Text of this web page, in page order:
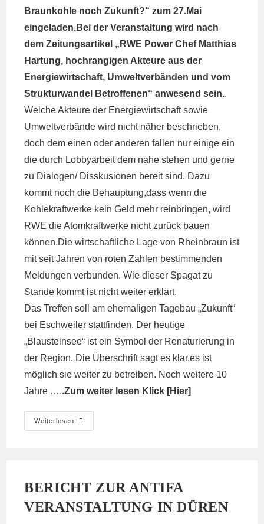
Braunkohle noch Zukunft?“ zum 27.Mai
eingeladen.Bei der Veranstaltung wird nach
dem Zeitungsartikel „RWE Power Chef Matthias
Hartung, hochrangigen Akteure aus der
Energiewirtschaft, Umweltverbänden und vom
Strukturwandel Betroffenen“ anwesend sein..
Welche Akteure der Energiewirtschaft sowie
Umweltverbände wird nicht näher beschrieben,
doch dem einen oder anderen fallen nur einige ein
die durch Lobbyarbeit dem nahe stehen und gerne
zu Dialogen/ Disskusionen bereit sind. Dazu
kommt noch die Behauptung,dass wenn die
Kohlekraftwerke kein Geld mehr reinbringen, wird
RWE die Atomkraftwerke nicht zurück bauen
können.Die wirtschaftliche Lage von Rheinbraun ist
mit seit Jahren von roten Zahlen bestimmenden
Meldungen verbunden. Wie dieser Spagat zu
Stande kommt ist nicht weiter erklärt.
Das Treffen soll am ehemaligen Tagebau „Zukunft“
bei Eschweiler stattfinden. Der heutige
„Blausteinsee“ ist ein Symbol der Renaturierung in
der Region. Die Überschrift sagt es klar,es ist
möglich sie weiter zu betreiben. Noch weitere 10
Jahre …..Zum weiter lesen Klick [Hier]
Weiterlesen
Hat
Braunkohle
BERICHT ZUR ANTIFA
VERANSTALTUNG IN DÜREN